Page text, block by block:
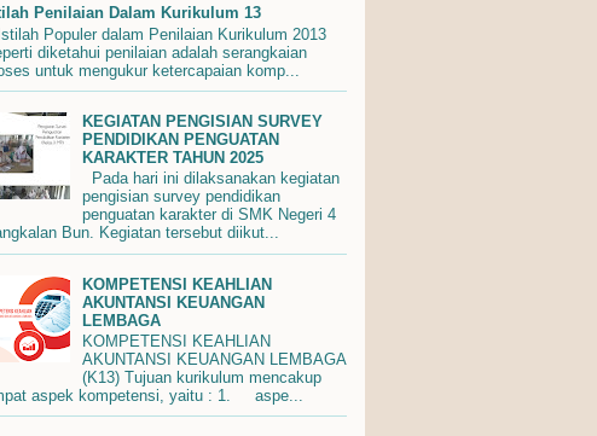
Penilaian Dalam Kurikulum 13
Populer dalam Penilaian Kurikulum 2013
diketahui penilaian adalah serangkaian
untuk mengukur ketercapaian komp...
KEGIATAN PENGISIAN SURVEY
PENDIDIKAN PENGUATAN
KARAKTER TAHUN 2025
Pada hari ini dilaksanakan kegiatan
pengisian survey pendidikan
penguatan karakter di SMK Negeri 4
Bun. Kegiatan tersebut diikut...
KOMPETENSI KEAHLIAN
AKUNTANSI KEUANGAN
LEMBAGA
KOMPETENSI KEAHLIAN
AKUNTANSI KEUANGAN LEMBAGA
(K13) Tujuan kurikulum mencakup
aspek kompetensi, yaitu : 1. aspe...